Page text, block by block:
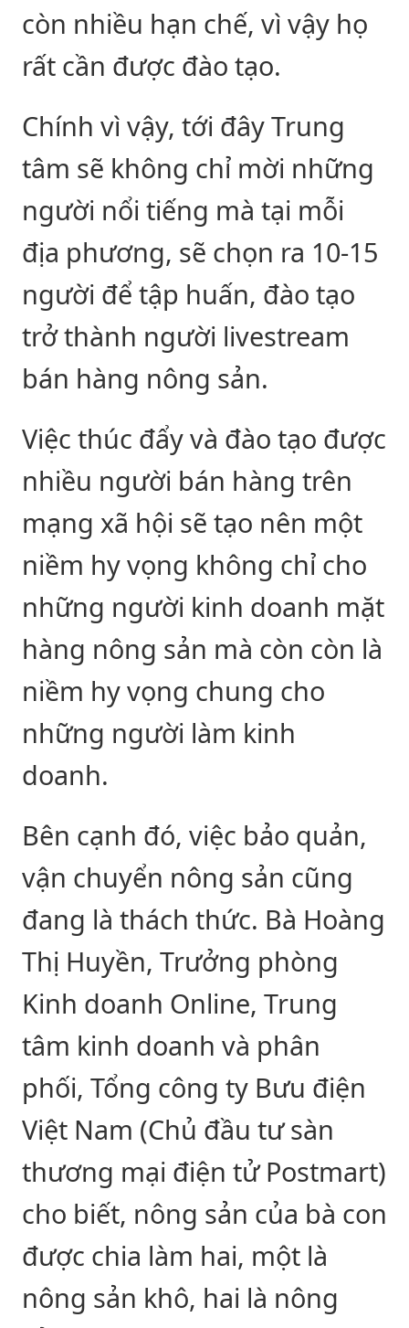
còn nhiều hạn chế, vì vậy họ
rất cần được đào tạo.
Chính vì vậy, tới đây Trung
tâm sẽ không chỉ mời những
người nổi tiếng mà tại mỗi
địa phương, sẽ chọn ra 10-15
người để tập huấn, đào tạo
trở thành người livestream
bán hàng nông sản.
Việc thúc đẩy và đào tạo được
nhiều người bán hàng trên
mạng xã hội sẽ tạo nên một
niềm hy vọng không chỉ cho
những người kinh doanh mặt
hàng nông sản mà còn còn là
niềm hy vọng chung cho
những người làm kinh
doanh.
Bên cạnh đó, việc bảo quản,
vận chuyển nông sản cũng
đang là thách thức. Bà Hoàng
Thị Huyền, Trưởng phòng
Kinh doanh Online, Trung
tâm kinh doanh và phân
phối, Tổng công ty Bưu điện
Việt Nam (Chủ đầu tư sàn
thương mại điện tử Postmart)
cho biết, nông sản của bà con
được chia làm hai, một là
nông sản khô, hai là nông